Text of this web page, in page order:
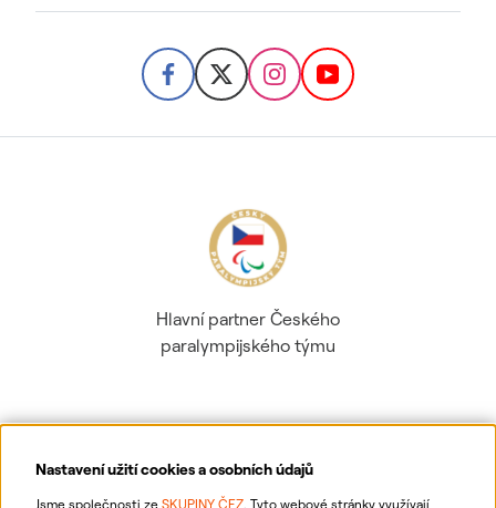
Nastavení užití cookies a osobních údajů
Jsme společnosti ze SKUPINY ČEZ. Tyto webové stránky využívají
Hlavní partner Českého
paralympijského týmu
Ochrana osobních údajů